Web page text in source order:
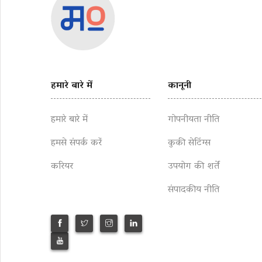
हमारे बारे में
हमारे बारे में
हमसे संपर्क करें
करियर
कानूनी
गोपनीयता नीति
कुकी सेटिंग्स
उपयोग की शर्तें
संपादकीय नीति